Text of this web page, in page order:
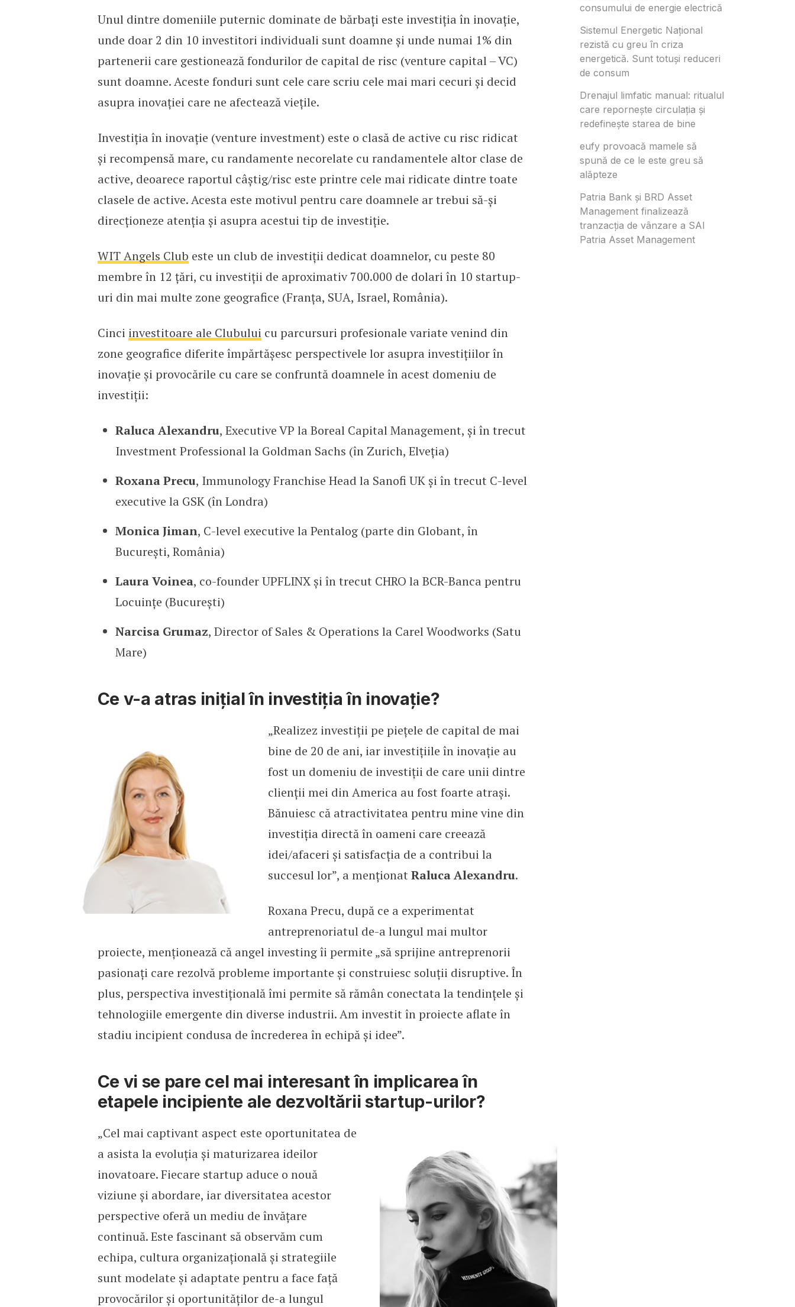
Unul dintre domeniile puternic dominate de bărbați este investiția în inovație,
unde doar 2 din 10 investitori individuali sunt doamne și unde numai 1% din
partenerii care gestionează fondurilor de capital de risc (venture capital – VC)
sunt doamne. Aceste fonduri sunt cele care scriu cele mai mari cecuri și decid
asupra inovației care ne afectează viețile.
Investiția în inovație (venture investment) este o clasă de active cu risc ridicat
și recompensă mare, cu randamente necorelate cu randamentele altor clase de
active, deoarece raportul câștig/risc este printre cele mai ridicate dintre toate
clasele de active. Acesta este motivul pentru care doamnele ar trebui să-și
direcționeze atenția și asupra acestui tip de investiție.
WIT Angels Club este un club de investiții dedicat doamnelor, cu peste 80
membre în 12 țări, cu investiții de aproximativ 700.000 de dolari în 10 startup-
uri din mai multe zone geografice (Franța, SUA, Israel, România).
Cinci investitoare ale Clubului cu parcursuri profesionale variate venind din
zone geografice diferite împărtășesc perspectivele lor asupra investițiilor în
inovație și provocările cu care se confruntă doamnele în acest domeniu de
investiții:
Raluca Alexandru, Executive VP la Boreal Capital Management, și în trecut
Investment Professional la Goldman Sachs (în Zurich, Elveția)
Roxana Precu, Immunology Franchise Head la Sanofi UK și în trecut C-level
executive la GSK (în Londra)
Monica Jiman, C-level executive la Pentalog (parte din Globant, în
București, România)
Laura Voinea, co-founder UPFLINX și în trecut CHRO la BCR-Banca pentru
Locuințe (București)
Narcisa Grumaz, Director of Sales & Operations la Carel Woodworks (Satu
Mare)
Ce v-a atras inițial în investiția în inovație?
„Realizez investiții pe piețele de capital de mai
bine de 20 de ani, iar investițiile în inovație au
fost un domeniu de investiții de care unii dintre
clienții mei din America au fost foarte atrași.
Bănuiesc că atractivitatea pentru mine vine din
investiția directă în oameni care creează
idei/afaceri și satisfacția de a contribui la
succesul lor”, a menționat Raluca Alexandru.
Roxana Precu, după ce a experimentat
antreprenoriatul de-a lungul mai multor
proiecte, menționează că angel investing îi permite „să sprijine antreprenorii
pasionați care rezolvă probleme importante și construiesc soluții disruptive. În
plus, perspectiva investițională îmi permite să rămân conectata la tendințele și
tehnologiile emergente din diverse industrii. Am investit în proiecte aflate în
stadiu incipient condusa de încrederea în echipă și idee”.
Ce vi se pare cel mai interesant în implicarea în
etapele incipiente ale dezvoltării startup-urilor?
„Cel mai captivant aspect este oportunitatea de
a asista la evoluția și maturizarea ideilor
inovatoare. Fiecare startup aduce o nouă
viziune și abordare, iar diversitatea acestor
perspective oferă un mediu de învățare
continuă. Este fascinant să observăm cum
echipa, cultura organizațională și strategiile
sunt modelate și adaptate pentru a face față
provocărilor și oportunităților de-a lungul
consumului de energie electrică
Sistemul Energetic Național
rezistă cu greu în criza
energetică. Sunt totuși reduceri
de consum
Drenajul limfatic manual: ritualul
care repornește circulația și
redefinește starea de bine
eufy provoacă mamele să
spună de ce le este greu să
alăpteze
Patria Bank și BRD Asset
Management finalizează
tranzacția de vânzare a SAI
Patria Asset Management